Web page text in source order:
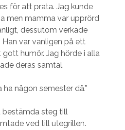
för att prata. Jag kunde
men mamma var upprörd
dessutom verkade
Han var vanligen på ett
humör. Jag hörde i alla
deras samtal.
ha någon semester då.”
bestämda steg till
ved till utegrillen.